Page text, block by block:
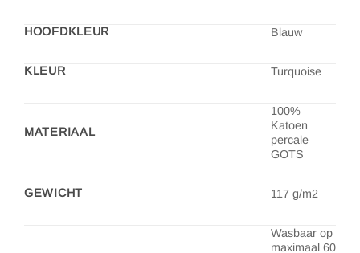
HOOFDKLEUR Blauw
KLEUR Turquoise
MATERIAAL
100%
Katoen
percale
GOTS
GEWICHT 117 g/m2
Wasbaar op
maximaal 60